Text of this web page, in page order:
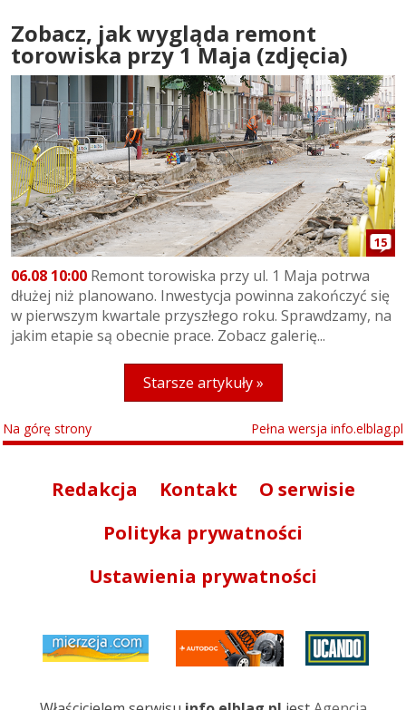
Zobacz, jak wygląda remont
torowiska przy 1 Maja (zdjęcia)
15
06.08 10:00 Remont torowiska przy ul. 1 Maja potrwa
dłużej niż planowano. Inwestycja powinna zakończyć się
w pierwszym kwartale przyszłego roku. Sprawdzamy, na
jakim etapie są obecnie prace. Zobacz galerię...
Starsze artykuły »
Na górę strony Pełna wersja info.elblag.pl
Redakcja Kontakt
O serwisie
Polityka prywatności
Ustawienia prywatności